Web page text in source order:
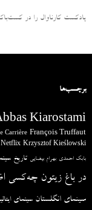
پادکست کارناوال را در
برچسب‌ها
Kiarostami
François Truffaut
Carrière
Krzysztof Kieślowski
Netflix
بابک احمدی بهرام بیضایی تاریخ
در باغ زیتون چه‌کسی
سینمای انگلستان سینمای